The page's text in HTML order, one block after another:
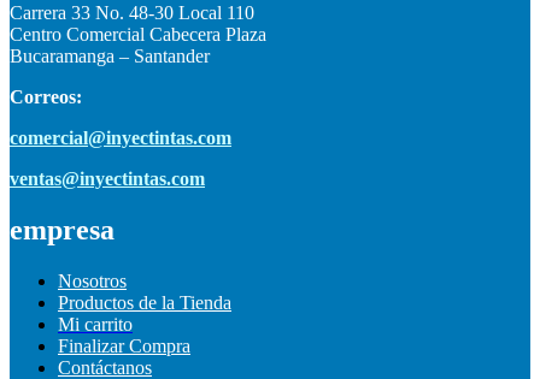
Carrera 33 No. 48-30 Local 110
Centro Comercial Cabecera Plaza
Bucaramanga – Santander
Correos:
comercial@inyectintas.com
ventas@inyectintas.com
empresa
Nosotros
Productos de la Tienda
Mi carrito
Finalizar Compra
Contáctanos